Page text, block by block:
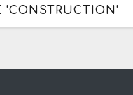
'CONSTRUCTION'